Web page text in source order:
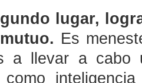
lugar,
Es
a llevar a cabo
como